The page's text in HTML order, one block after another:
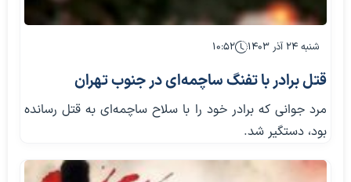
شنبه ۲۴ آذر ۱۴۰۳ ۱۰:۵۲
قتل برادر با تفنگ ساچمه‌ای در جنوب تهران
مرد جوانی که برادر خود را با سلاح ساچمه‌ای به قتل رسانده
بود، دستگیر شد.